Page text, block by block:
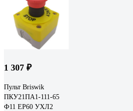
1 307 ₽
Пульт Briswik
ПКУ21ПА1-111-65
Ф11 ЕР60 УХЛ2